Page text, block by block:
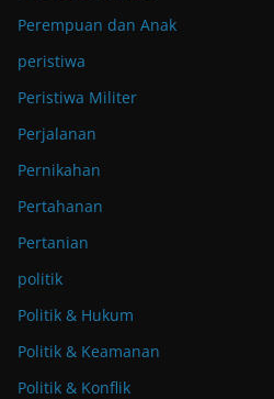
Perempuan dan Anak
peristiwa
Peristiwa Militer
Perjalanan
Pernikahan
Pertahanan
Pertanian
politik
Politik & Hukum
Politik & Keamanan
Politik & Konflik